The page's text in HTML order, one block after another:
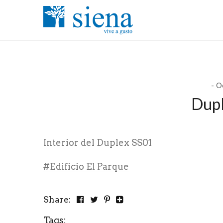
Interior del Duplex SS01
Edificio El Parque
Share:
Tags: